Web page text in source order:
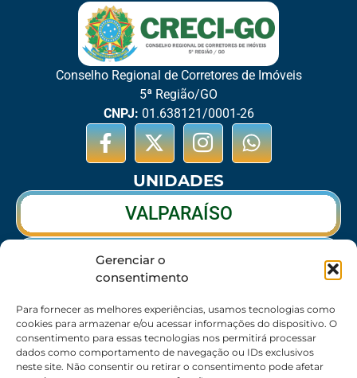
Gerenciar o
consentimento
Para fornecer as melhores experiências, usamos tecnologias como
cookies para armazenar e/ou acessar informações do dispositivo. O
consentimento para essas tecnologias nos permitirá processar
dados como comportamento de navegação ou IDs exclusivos
neste site. Não consentir ou retirar o consentimento pode afetar
Conselho Regional de Corretores de Imóveis
5ª Região/GO
CNPJ: 01.638121/0001-26
UNIDADES
VALPARAÍSO
RIO VERDE
CALDAS NOVAS
SEDE